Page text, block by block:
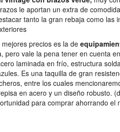
le aportan un extra de
tanto la gran rebaja como las
precios es la de
vale la pena tener en cuenta
laminada en frío, estructura
Es una taquilla de gran
entre los cuales
en acero y un diseño robusto.
para comprar ahorrando el